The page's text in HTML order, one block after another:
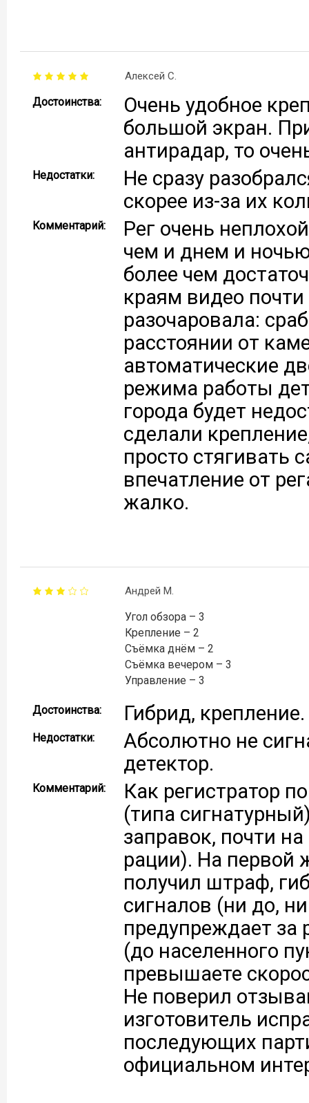
Алексей С.
Достоинства:
Очень удобное
большой экран.
антирадар, то
Недостатки:
Не сразу
скорее из-за их
Комментарий:
Рег очень
чем и днем и
более чем
краям видео
разочаровала:
расстоянии от
автоматические
режима работы
города будет
сделали
просто стягивать
впечатление от
жалко.
Андрей М.
Угол обзора – 3
Крепление – 2
Съёмка днём – 2
Съёмка вечером – 3
Управление – 3
Достоинства: Гибрид, крепление.
Недостатки:
Абсолютно не
детектор.
Комментарий:
Как регистратор
(типа
заправок, почти
рации). На первой
получил штраф,
сигналов (ни до,
предупреждает за
(до населенного
превышаете
Не поверил
изготовитель
последующих
официальном